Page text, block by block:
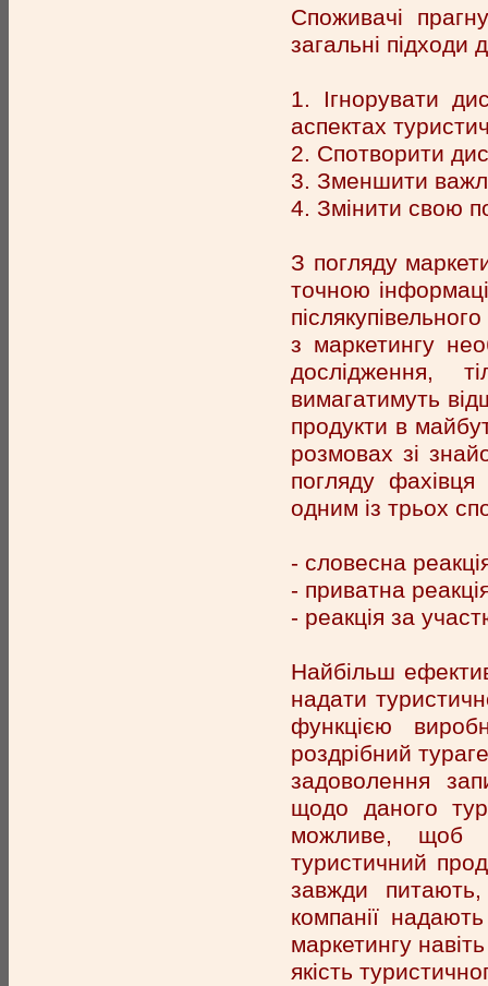
Споживачі
загальні підходи
1. Ігнорувати
аспектах
2. Спотворити
3. Зменшити
4. Змінити свою
З погляду
точною
з маркетингу
дослідження,
вимагатимуть
продукти в
розмовах зі
погляду
одним із трьох
- словесна
- приватна
- реакція за
Найбільш
надати
функцією
роздрібний
задоволення
щодо даного
можливе, щоб
туристичний
завжди
компанії
маркетингу
якість